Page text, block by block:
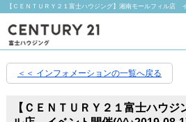
＜＜ インフォメーションの一覧へ戻る
【ＣＥＮＴＵＲＹ２１富士ハウジ